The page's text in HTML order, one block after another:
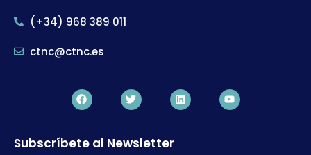
(+34) 968 389 011
ctnc@ctnc.es
Subscríbete al Newsletter